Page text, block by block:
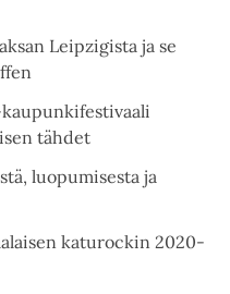
Leipzigista ja se
tähdet
luopumisesta ja
katurockin 2020-